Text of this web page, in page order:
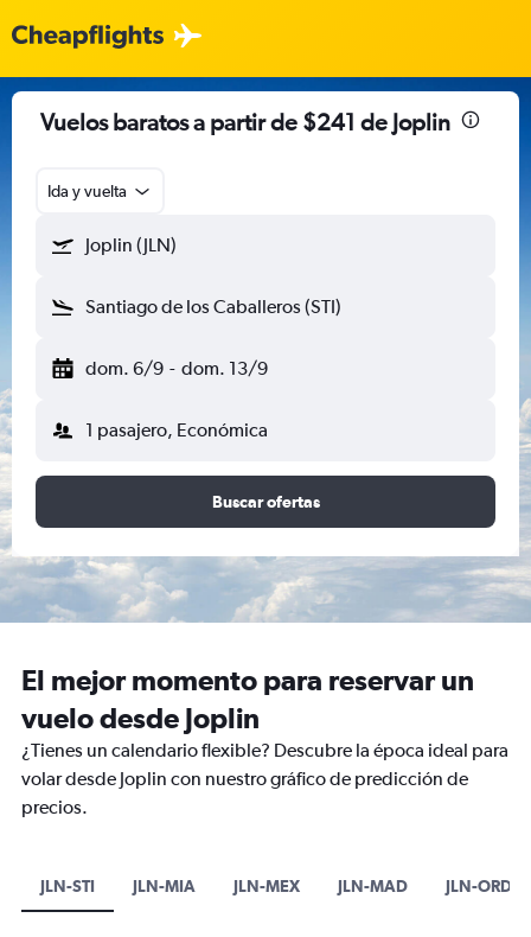
Vuelos baratos a partir de $241 de Joplin
Ida y vuelta
Joplin (JLN)
Santiago de los Caballeros (STI)
dom. 6/9 - dom. 13/9
1 pasajero, Económica
Buscar ofertas
El mejor momento para reservar un
vuelo desde Joplin
¿Tienes un calendario flexible? Descubre la época ideal para
volar desde Joplin con nuestro gráfico de predicción de
precios.
JLN-STI JLN-MIA JLN-MEX JLN-MAD JLN-ORD